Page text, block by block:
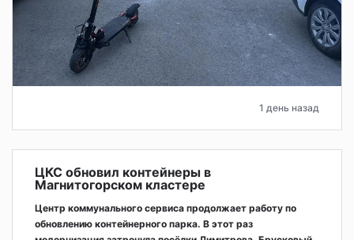
1 день назад
ЦКС обновил контейнеры в
Магнитогорском кластере
Центр коммунального сервиса продолжает работу по
обновлению контейнерного парка. В этот раз